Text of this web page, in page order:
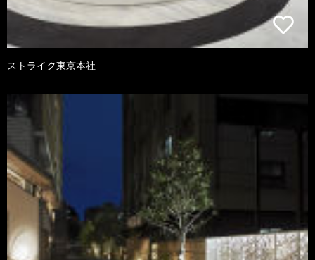
ストライク東京本社